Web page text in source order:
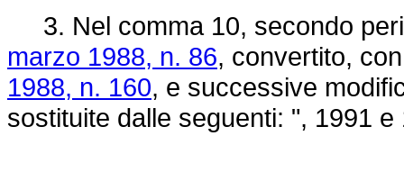
3. Nel comma 10, secondo
marzo 1988, n. 86, convertito,
1988, n. 160, e successive
sostituite dalle seguenti: ", 1991 e